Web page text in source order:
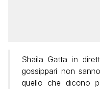
Shaila Gatta in
gossippari non
quello che dicono